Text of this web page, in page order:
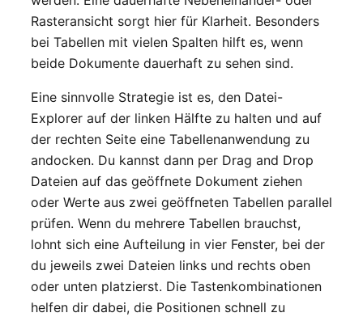
Rasteransicht sorgt hier für Klarheit. Besonders
bei Tabellen mit vielen Spalten hilft es, wenn
beide Dokumente dauerhaft zu sehen sind.
Eine sinnvolle Strategie ist es, den Datei-
Explorer auf der linken Hälfte zu halten und auf
der rechten Seite eine Tabellenanwendung zu
andocken. Du kannst dann per Drag and Drop
Dateien auf das geöffnete Dokument ziehen
oder Werte aus zwei geöffneten Tabellen parallel
prüfen. Wenn du mehrere Tabellen brauchst,
lohnt sich eine Aufteilung in vier Fenster, bei der
du jeweils zwei Dateien links und rechts oben
oder unten platzierst. Die Tastenkombinationen
helfen dir dabei, die Positionen schnell zu